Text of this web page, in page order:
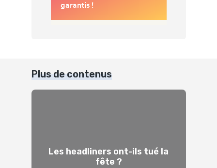
Plus de contenus
Les headliners ont-ils tué la
fête ?